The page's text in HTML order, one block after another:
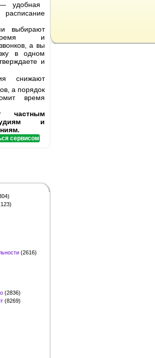
удобная
выбирают
и
а вы
в одном
и
снижают
а порядок
время
частным
и
сервисом
(2616)
(2836)
(8269)